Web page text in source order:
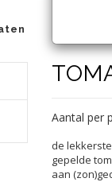
Aantal per
de
gepelde
aan